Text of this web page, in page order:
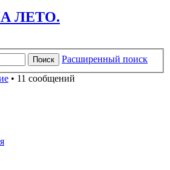
ЛЕТО.
Поиск
Расширенный поиск
• 11 сообщений